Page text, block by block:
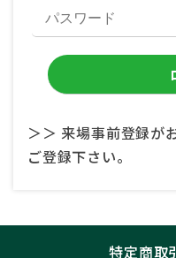
＞＞ 来場事前登録が
ご登録下さい。
特定商取